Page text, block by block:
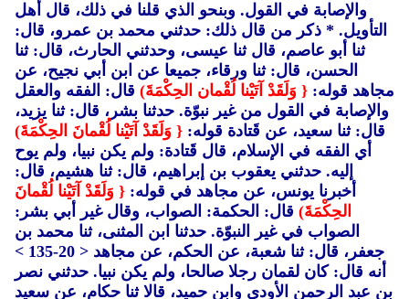
والإصابة في القول. وبنحو الذي قلنا في ذلك، قال أهل
التأويل. * ذكر من قال ذلك: حدثني محمد بن عمرو، قال:
ثنا أبو عاصم، قال ثنا عيسى، وحدثني الحارث، قال: ثنا
الحسن، قال: ثنا ورقاء، جميعا عن ابن أبي نجيح، عن
مجاهد قوله: { وَلَقَدْ آتَيْنا لُقْمان الحِكْمَةَ) قال: الفقه والعقل
والإصابة في القول من غير نبوّة. حدثنا بشر، قال: ثنا يزيد،
قال: ثنا سعيد، عن قَتادة قوله: { وَلَقَدْ آتَيْنا لُقْمانَ الحِكْمَةَ)
أي الفقه في الإسلام، قال قَتادة: ولم يكن نبيا، ولم يوح
إليه. حدثني يعقوب بن إبراهيم، قال: ثنا هشيم، قال:
أخبرنا يونس، عن مجاهد في قوله: { وَلَقَدْ آتَيْنا لُقْمانَ
الحِكْمَةَ) قال: الحكمة: الصواب، وقال غير أبي بشر:
الصواب في غير النبوّة. حدثنا ابن المثنى، ثنا محمد بن
جعفر، قال: ثنا شعبة، عن الحكم، عن مجاهد < 20-135 >
أنه قال: كان لقمان رجلا صالحا، ولم يكن نبيا. حدثني نصر
بن عبد الرحمن الأودي وابن حميد، قالا ثنا حكام، عن سعيد